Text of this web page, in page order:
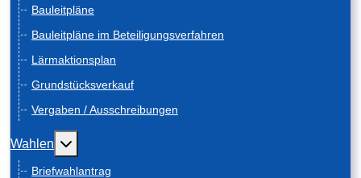
Bauleitpläne
Bauleitpläne im Beteiligungsverfahren
Lärmaktionsplan
Grundstücksverkauf
Vergaben / Ausschreibungen
Wahlen Weitere Informationen: Wahlen
Briefwahlantrag